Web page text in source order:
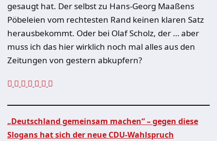
gesaugt hat. Der selbst zu Hans-Georg Maaßens
Pöbeleien vom rechtesten Rand keinen klaren Satz
herausbekommt. Oder bei Olaf Scholz, der … aber
muss ich das hier wirklich noch mal alles aus den
Zeitungen von gestern abkupfern?
„Deutschland gemeinsam machen“ – gegen diese
Slogans hat sich der neue CDU-Wahlspruch